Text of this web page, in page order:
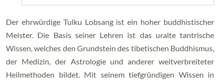
Der ehrwürdige Tulku Lobsang ist ein hoher buddhistischer
Meister. Die Basis seiner Lehren ist das uralte tantrische
Wissen, welches den Grundstein des tibetischen Buddhismus,
der Medizin, der Astrologie und anderer weitverbreiteter
Heilmethoden bildet. Mit seinem tiefgründigen Wissen in